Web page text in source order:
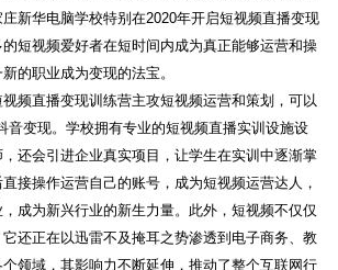
新华电脑学校特别在2020年开启短视频直播变现
短视频爱好者在短时间内成为真正能够运营和操
的职业成为变现的法宝。
频直播变现训练营主攻短视频运营和策划，可以
音变现。学校拥有专业的短视频直播实训设施设
还会引进企业真实项目，让学生在实训中逐渐掌
接操作运营自己的账号，成为短视频运营达人，
成为新兴行业的新生力量。此外，短视频不仅仅
还正在以迅雷不及掩耳之势渗透到电子商务、教
领域，其影响力不断延伸，推动了整个互联网行